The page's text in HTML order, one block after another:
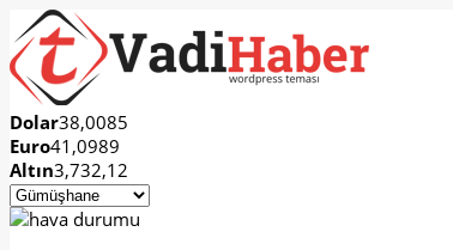
Dolar38,0085
Euro41,0989
Altın3,732,12